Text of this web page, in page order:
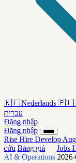
🇳🇱 Nederlands 🇵🇱
עברית
Đăng nhập
Đăng nhập
Rise Hire Develop
cứu Bảng giá Jobs
AI & Operations